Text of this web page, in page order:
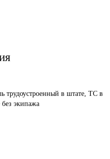
трудоустроенный в штате, ТС в
без экипажа